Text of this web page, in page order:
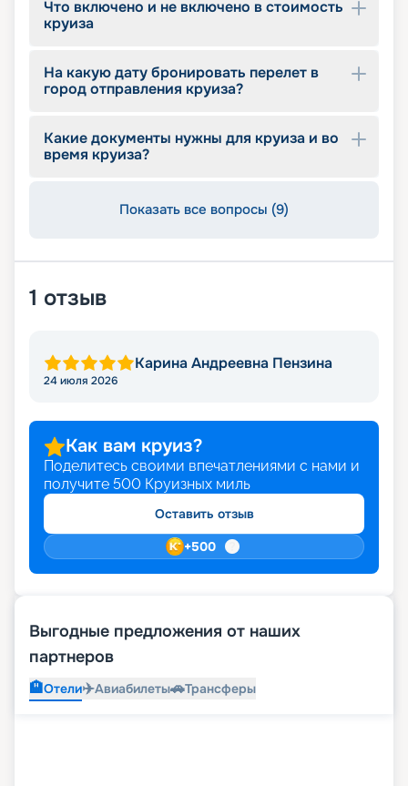
Что включено и не включено в стоимость
круиза
На какую дату бронировать перелет в
город отправления круиза?
Какие документы нужны для круиза и во
время круиза?
Показать все вопросы (9)
1 отзыв
Карина Андреевна Пензина
24 июля 2026
Как вам круиз?
Поделитесь своими впечатлениями с нами и
получите 500 Круизных миль
Оставить отзыв
+500
Выгодные предложения от наших
партнеров
🏨Отели✈️Авиабилеты🚗Трансферы